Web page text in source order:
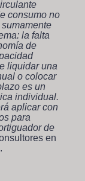
consumo no
la falta
de
liquidar una
o colocar
es un
individual.
aplicar con
para
de
en